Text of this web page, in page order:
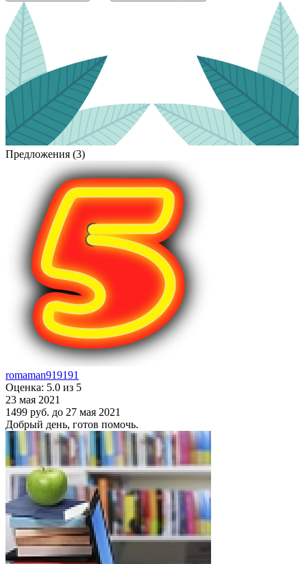
Предложения (3)
romaman919191
Оценка: 5.0 из 5
23 мая 2021
1499 руб. до 27 мая 2021
Добрый день, готов помочь.